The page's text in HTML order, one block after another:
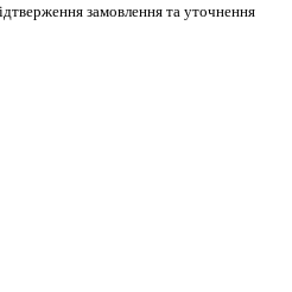
замовлення та уточнення